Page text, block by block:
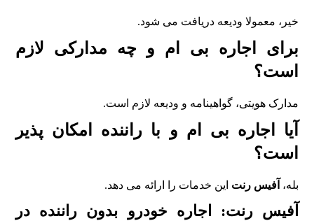
خير، معمولا وديعه دريافت می شود.
برای اجاره بی ام و چه مدارکی لازم
است؟
مدارک هويتی، گواهينامه و وديعه لازم است.
آيا اجاره بی ام و با راننده امکان پذير
است؟
بله، آفیس رنت اين خدمات را ارائه می دهد.
آفیس رنت: اجاره خودرو بدون راننده در